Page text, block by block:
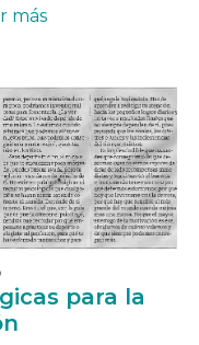
más
para la